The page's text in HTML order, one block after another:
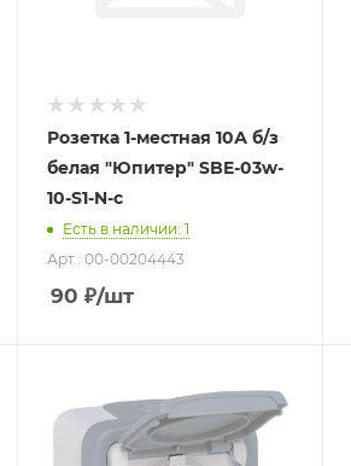
Розетка 1-местная 10А б/з
белая "Юпитер" SBE-03w-
10-S1-N-c
Есть в наличии: 1
Арт.: 00-00204443
90 ₽/шт